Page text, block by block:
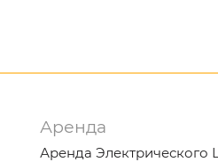
Аренда
Аренда Электрического